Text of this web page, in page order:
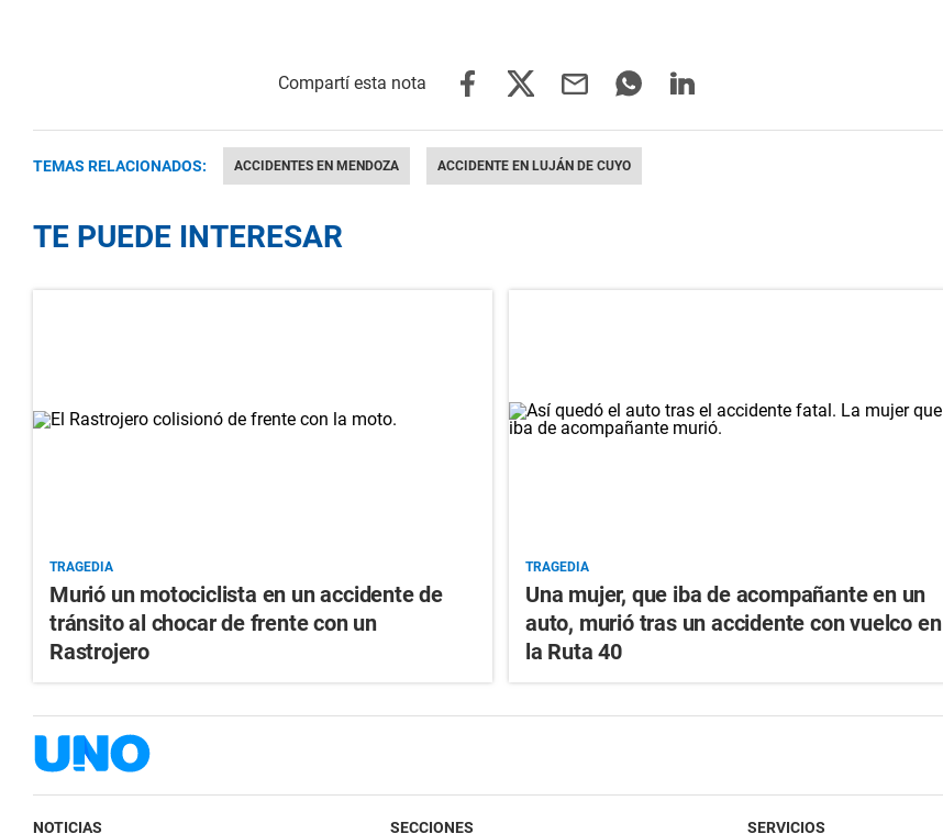
TEMAS RELACIONADOS: ACCIDENTES EN MENDOZA ACCIDENTE EN LUJÁN DE CUYO
TE PUEDE INTERESAR
TRAGEDIA
Murió un motociclista en un accidente de
tránsito al chocar de frente con un
Rastrojero
TRAGEDIA
Una mujer, que iba de acompañante en un
auto, murió tras un accidente con vuelco en
la Ruta 40
NOTICIAS SECCIONES SERVICIOS